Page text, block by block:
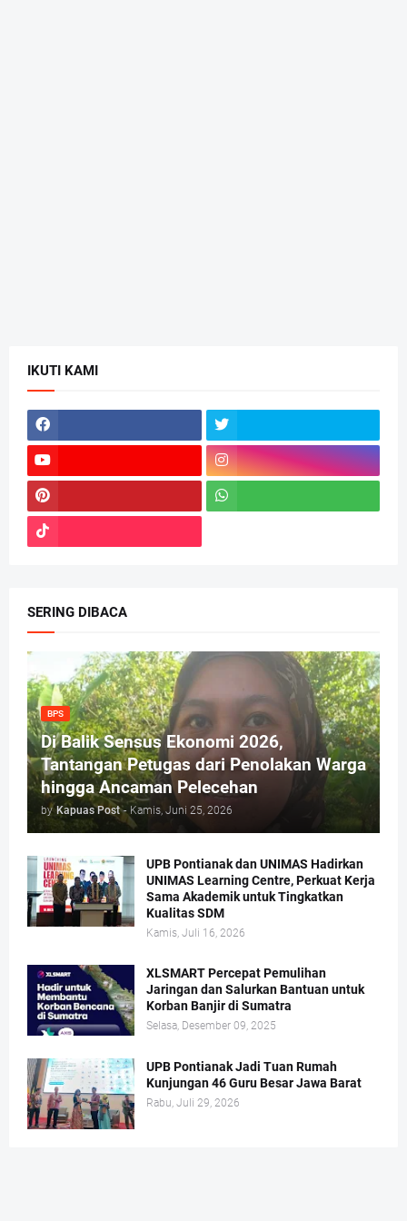
IKUTI KAMI
SERING DIBACA
BPS
Di Balik Sensus Ekonomi 2026,
Tantangan Petugas dari Penolakan Warga
hingga Ancaman Pelecehan
by Kapuas Post - Kamis, Juni 25, 2026
UPB Pontianak dan UNIMAS Hadirkan
UNIMAS Learning Centre, Perkuat Kerja
Sama Akademik untuk Tingkatkan
Kualitas SDM
Kamis, Juli 16, 2026
XLSMART Percepat Pemulihan
Jaringan dan Salurkan Bantuan untuk
Korban Banjir di Sumatra
Selasa, Desember 09, 2025
UPB Pontianak Jadi Tuan Rumah
Kunjungan 46 Guru Besar Jawa Barat
Rabu, Juli 29, 2026